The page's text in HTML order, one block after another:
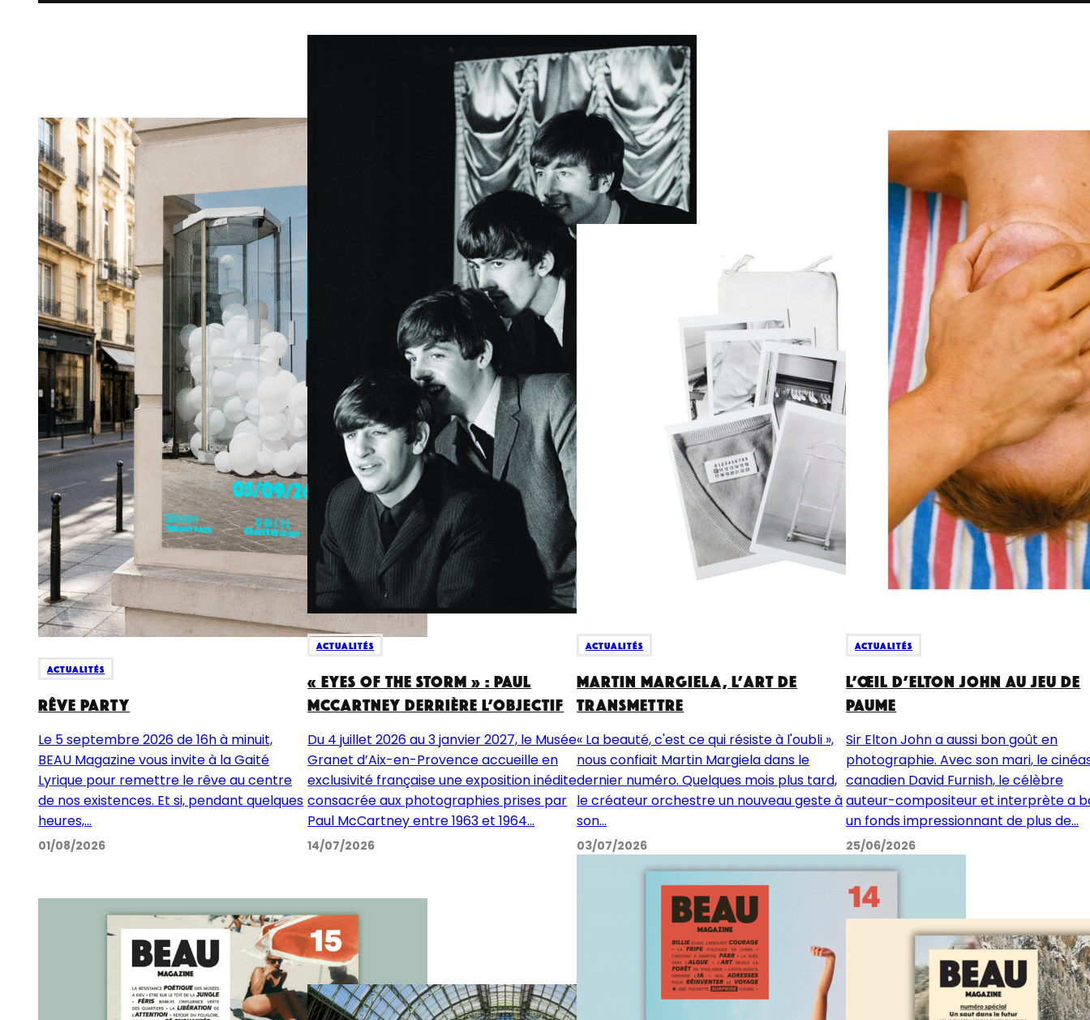
Actualités
RÊVE PARTY
Le 5 septembre 2026 de 16h à minuit,
BEAU Magazine vous invite à la Gaité
Lyrique pour remettre le rêve au centre
de nos existences. Et si, pendant quelques
heures,...
01/08/2026
Actualités
« Eyes of the Storm » : Paul
McCartney derrière l’objectif
Du 4 juillet 2026 au 3 janvier 2027, le Musée
Granet d’Aix-en-Provence accueille en
exclusivité française une exposition inédite
consacrée aux photographies prises par
Paul McCartney entre 1963 et 1964...
14/07/2026
Actualités
Martin Margiela, l’Art de
transmettre
« La beauté, c'est ce qui résiste à l'oubli »,
nous confiait Martin Margiela dans le
dernier numéro. Quelques mois plus tard,
le créateur orchestre un nouveau geste à
son...
03/07/2026
Actualités
L’œil d’Elton John au Jeu de
Paume
Sir Elton John a aussi bon goût en
photographie. Avec son mari, le
canadien David Furnish, le célèbre
auteur-compositeur et interprète a
un fonds impressionnant de plus de...
25/06/2026